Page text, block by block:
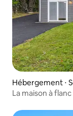
Hébergement ⋅
La maison à